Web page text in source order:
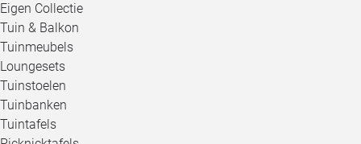
Eigen Collectie
Tuin & Balkon
Tuinmeubels
Loungesets
Tuinstoelen
Tuinbanken
Tuintafels